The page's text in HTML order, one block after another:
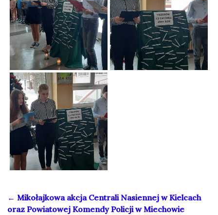
← Mikołajkowa akcja Centrali Nasiennej w Kielcach
oraz Powiatowej Komendy Policji w Miechowie